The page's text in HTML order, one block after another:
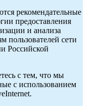
рекомендательные
предоставления
и анализа
пользователей сети
Российской
с тем, что мы
с использованием